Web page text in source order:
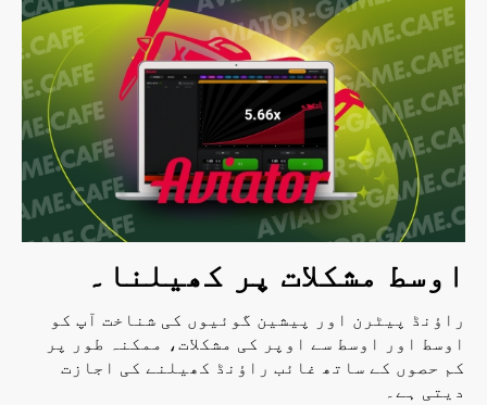
اوسط مشکلات پر کھیلنا۔
راؤنڈ پیٹرن اور پیشین گوئیوں کی شناخت آپ کو
اوسط اور اوسط سے اوپر کی مشکلات، ممکنہ طور پر
کم حصوں کے ساتھ غائب راؤنڈ کھیلنے کی اجازت
دیتی ہے۔